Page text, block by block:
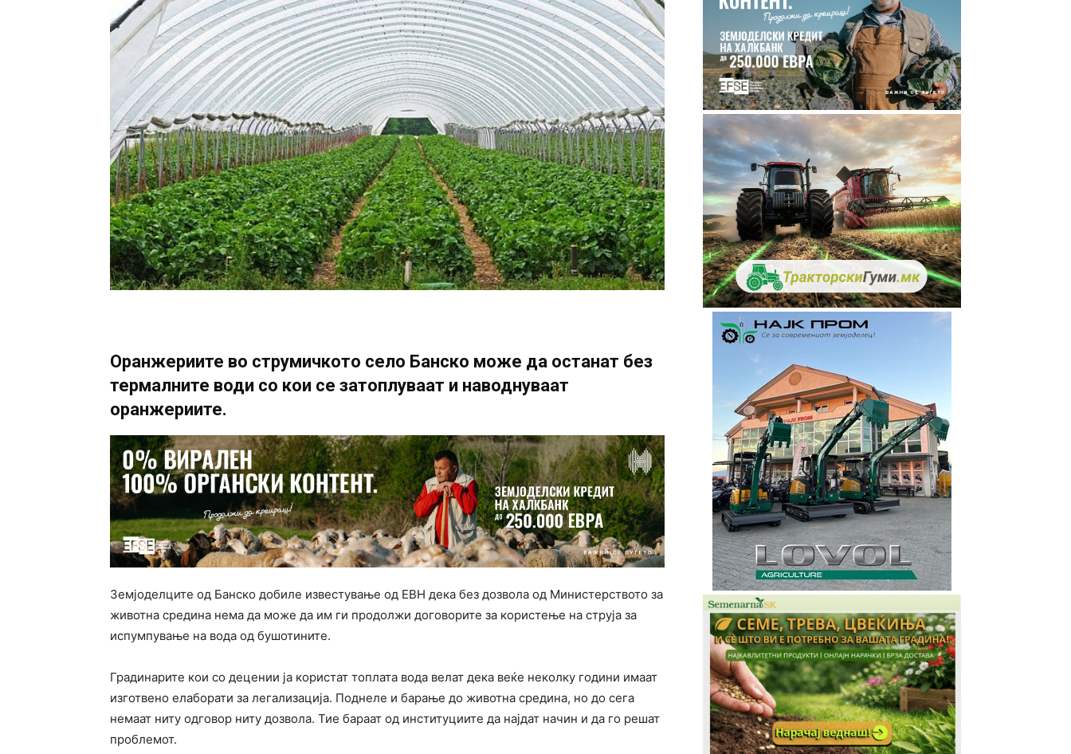
Оранжериите во струмичкото село Банско може да останат без
термалните води со кои се затоплуваат и наводнуваат
оранжериите.
Земјоделците од Банско добиле известување од ЕВН дека без дозвола од Министерството за
животна средина нема да може да им ги продолжи договорите за користење на струја за
испумпување на вода од бушотините.
Градинарите кои со децении ја користат топлата вода велат дека веќе неколку години имаат
изготвено елаборати за легализација. Поднеле и барање до животна средина, но до сега
немаат ниту одговор ниту дозвола. Тие бараат од институциите да најдат начин и да го решат
проблемот.